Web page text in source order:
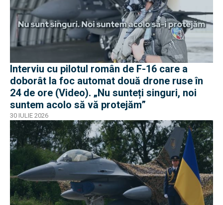
Interviu cu pilotul român de F-16 care a
doborât la foc automat două drone ruse în
24 de ore (Video). „Nu sunteți singuri, noi
suntem acolo să vă protejăm”
30 IULIE 2026